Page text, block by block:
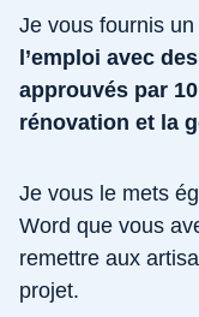
Je vous fournis
l’emploi avec
approuvés par
rénovation et la
Je vous le mets
Word que vous
remettre aux
projet.